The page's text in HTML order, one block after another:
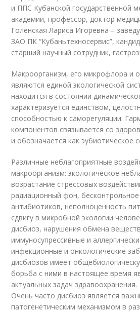
и ППС Кубанской государственной
академии, профессор, доктор
Голенская Лариса Игоревна –
ЗАО ПК “Кубаньтехносервис”,
старший научный сотрудник,
Макроорганизм, его микрофлора и
являются единой экологической
находится в состоянии
характеризуется единством,
способностью к саморегуляции.
компонентов связывается со
и обозначается как эубиотическое
Различные неблагоприятные
макроорганизм: экологическое
возрастание стрессовых
радиационный фон,
антибиотиков, неполноценность
сдвигу в микробной экологии
дисбиоз, нарушения обмена
иммуносупрессивные и
инфекционные и онкологические
дисбиозов имеет
борьба с ними в настоящее время
актуальных задач здравоохранения.
Очень часто дисбиоз является
патогенетическим механизмом в